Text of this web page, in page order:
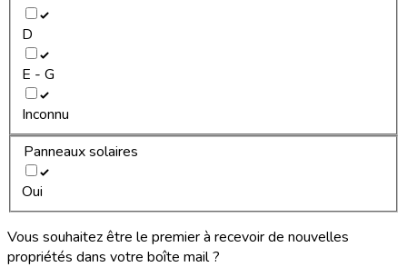
D
E - G
Inconnu
Panneaux solaires
Oui
Vous souhaitez être le premier à recevoir de nouvelles
propriétés dans votre boîte mail ?